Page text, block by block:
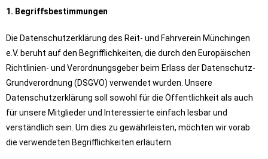
1. Begriffsbestimmungen
Die Datenschutzerklärung des Reit- und Fahrverein Münchingen
e.V. beruht auf den Begrifflichkeiten, die durch den Europäischen
Richtlinien- und Verordnungsgeber beim Erlass der Datenschutz-
Grundverordnung (DSGVO) verwendet wurden. Unsere
Datenschutzerklärung soll sowohl für die Öffentlichkeit als auch
für unsere Mitglieder und Interessierte einfach lesbar und
verständlich sein. Um dies zu gewährleisten, möchten wir vorab
die verwendeten Begrifflichkeiten erläutern.